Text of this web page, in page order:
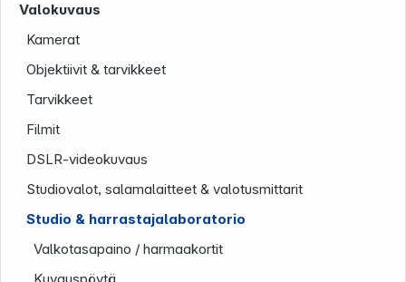
Valokuvaus
Kamerat
Objektiivit & tarvikkeet
Tarvikkeet
Filmit
DSLR-videokuvaus
Studiovalot, salamalaitteet & valotusmittarit
Studio & harrastajalaboratorio
Valkotasapaino / harmaakortit